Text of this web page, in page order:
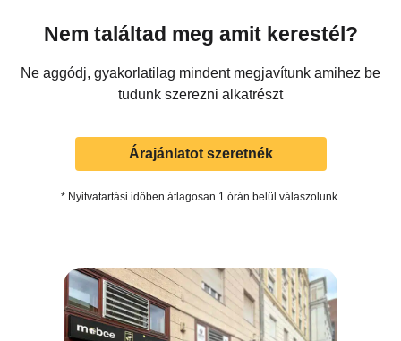
Nem találtad meg amit kerestél?
Ne aggódj, gyakorlatilag mindent megjavítunk amihez be
tudunk szerezni alkatrészt
Árajánlatot szeretnék
* Nyitvatartási időben átlagosan 1 órán belül válaszolunk.